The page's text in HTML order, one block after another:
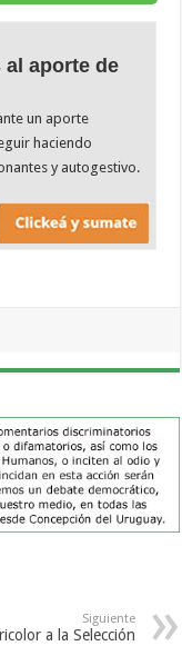
al aporte de
un aporte
haciendo
y autogestivo.
Siguiente
a la Selección